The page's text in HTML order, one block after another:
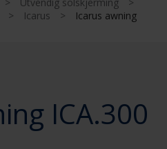
> Icarus >
Icarus awning
ICA.300